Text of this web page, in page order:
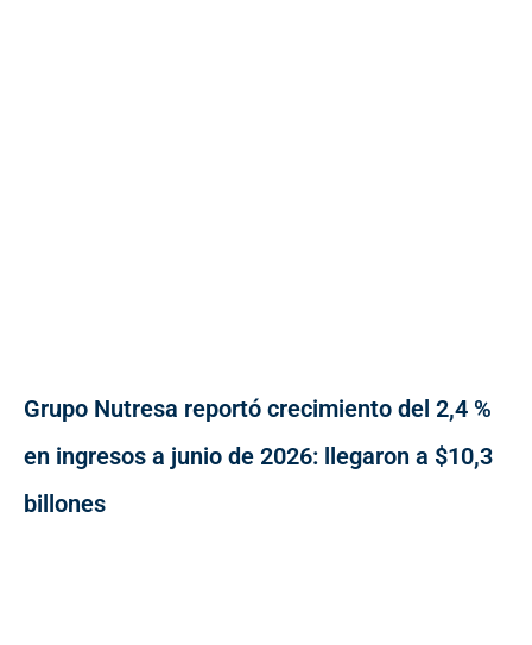
Grupo Nutresa reportó crecimiento del 2,4 %
en ingresos a junio de 2026: llegaron a $10,3
billones